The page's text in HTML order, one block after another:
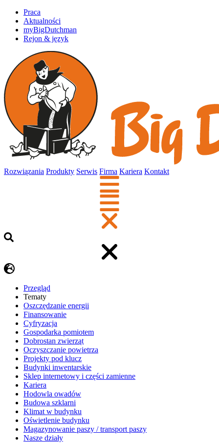
Praca
Aktualności
myBigDutchman
Rejon & język
Rozwiązania Produkty Serwis Firma Kariera Kontakt
Przegląd
Tematy
​Oszczędzanie energii
Finansowanie
Cyfryzacja
Gospodarka pomiotem
Dobrostan zwierząt
Oczyszczanie powietrza
Projekty pod klucz
Budynki inwentarskie
Sklep internetowy i części zamienne
Kariera
Hodowla owadów
Budowa szklarni
Klimat w budynku
Oświetlenie budynku
Magazynowanie paszy / transport paszy
Nasze działy